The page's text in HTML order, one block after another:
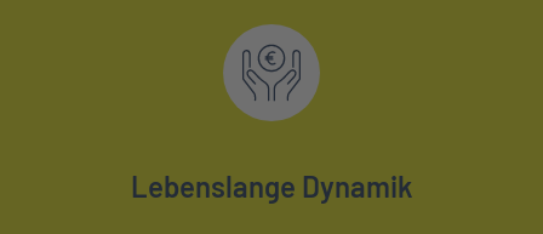
Lebenslange Dynamik